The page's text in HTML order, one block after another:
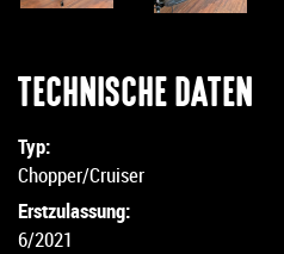
TECHNISCHE DATEN
Typ:
Chopper/Cruiser
Erstzulassung:
6/2021